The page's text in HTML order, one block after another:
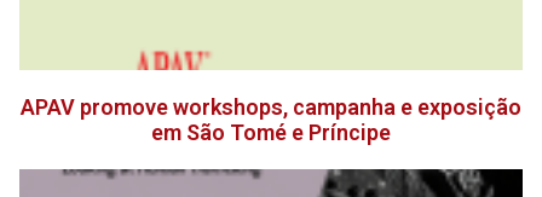
APAV promove workshops, campanha e exposição
em São Tomé e Príncipe